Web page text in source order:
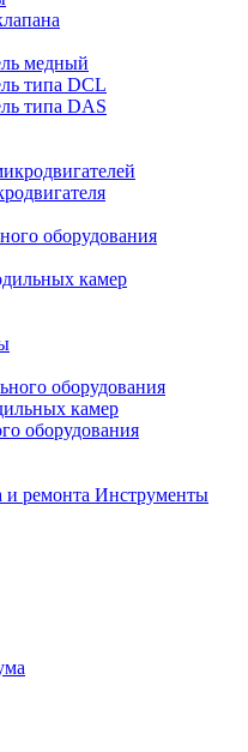
медный
типа DCL
типа DAS
оборудования
камер
оборудования
камер
оборудования
Инструменты